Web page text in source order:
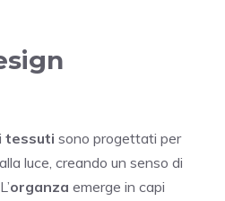
tessuti sono progettati per
luce, creando un senso di
organza emerge in capi